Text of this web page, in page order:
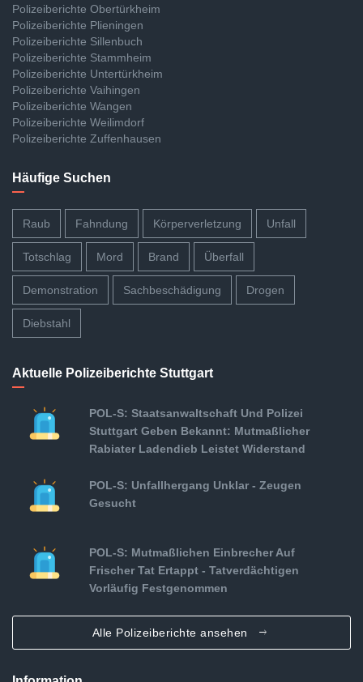
Polizeiberichte Obertürkheim
Polizeiberichte Plieningen
Polizeiberichte Sillenbuch
Polizeiberichte Stammheim
Polizeiberichte Untertürkheim
Polizeiberichte Vaihingen
Polizeiberichte Wangen
Polizeiberichte Weilimdorf
Polizeiberichte Zuffenhausen
Häufige Suchen
Raub Fahndung Körperverletzung Unfall
Totschlag Mord Brand Überfall
Demonstration Sachbeschädigung Drogen
Diebstahl
Aktuelle Polizeiberichte Stuttgart
POL-S: Staatsanwaltschaft Und Polizei
Stuttgart Geben Bekannt: Mutmaßlicher
Rabiater Ladendieb Leistet Widerstand
POL-S: Unfallhergang Unklar - Zeugen
Gesucht
POL-S: Mutmaßlichen Einbrecher Auf
Frischer Tat Ertappt - Tatverdächtigen
Vorläufig Festgenommen
Alle Polizeiberichte ansehen